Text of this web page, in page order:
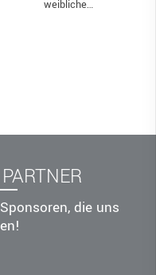
weibliche…
die uns